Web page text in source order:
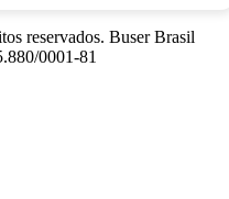
reservados. Buser Brasil
0001-81